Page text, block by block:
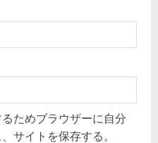
ためブラウザーに自分
サイトを保存する。